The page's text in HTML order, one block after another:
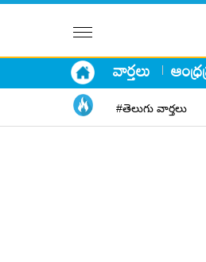
వార్తలు
#తెలుగు వార్తలు